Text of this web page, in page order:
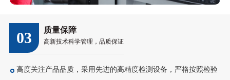
03 质量保障
高新技术科学管理，品质保证
高度关注产品品质，采用先进的高精度检测设备，严格按照检验